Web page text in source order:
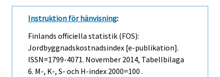
Instruktion för hänvisning:
Finlands officiella statistik (FOS):
Jordbyggnadskostnadsindex [e-publikation].
ISSN=1799-4071. November 2014, Tabellbilaga
6. M-, K-, S- och H-index 2000=100 .